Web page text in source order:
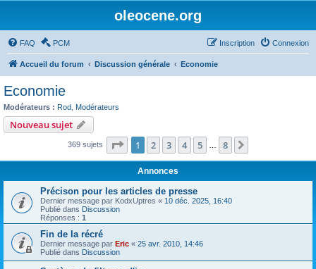
oleocene.org
FAQ PCM Connexion
Inscription
Accueil du forum Discussion générale Economie
Economie
Modérateurs : Rod Modérateurs
Nouveau sujet
369 sujets Page 1sur8
1 2 3 4 5 8
Annonces
Précison pour les articles de presse
Dernier message par KodxUptres « 10 déc. 2025, 16:40
Publié dans Discussion
Réponses : 1
Fin de la récré
Dernier message par Eric « 25 avr. 2010, 14:46
Publié dans Discussion